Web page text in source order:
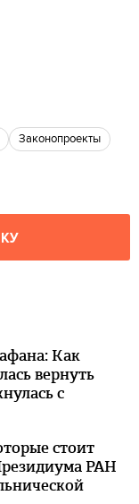
законопроекты
Как
вернуть
с
стоит
РАН